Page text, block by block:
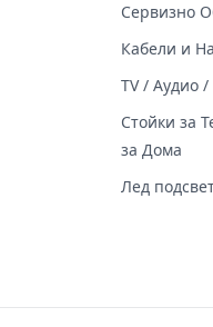
Сервизно
Кабели и
TV / Аудио
Стойки за
за Дома
Лед